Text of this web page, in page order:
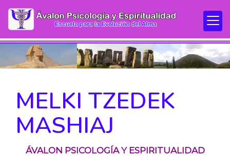
MELKI TZEDEK
MASHIAJ
ÁVALON PSICOLOGÍA Y ESPIRITUALIDAD